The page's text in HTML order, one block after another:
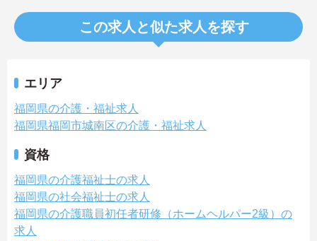
この求人と似た求人を探す
エリア
福岡県の介護・福祉求人
福岡県福岡市城南区の介護・福祉求人
資格
福岡県の介護福祉士の求人
福岡県の社会福祉士の求人
福岡県の介護職員初任者研修（ホームヘルパー2級）の
求人